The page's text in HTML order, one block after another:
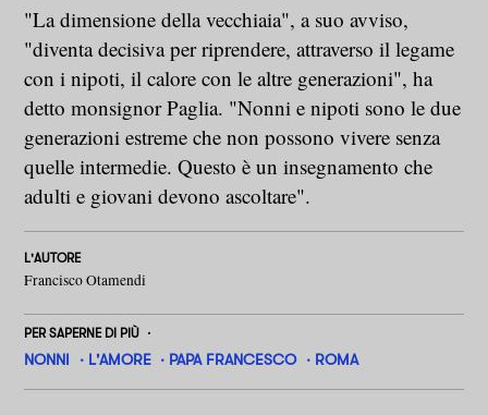
"La dimensione della vecchiaia", a suo avviso,
"diventa decisiva per riprendere, attraverso il legame
con i nipoti, il calore con le altre generazioni", ha
detto monsignor Paglia. "Nonni e nipoti sono le due
generazioni estreme che non possono vivere senza
quelle intermedie. Questo è un insegnamento che
adulti e giovani devono ascoltare".
L'AUTORE
Francisco Otamendi
PER SAPERNE DI PIÙ
NONNI L'AMORE PAPA FRANCESCO ROMA